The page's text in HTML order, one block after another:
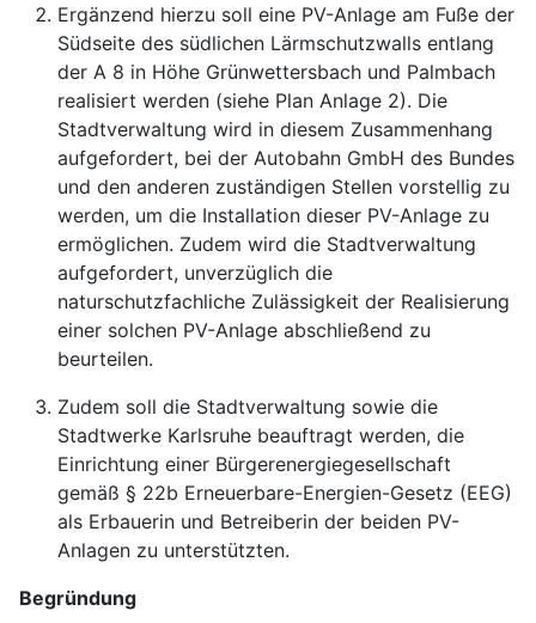
Ergänzend hierzu soll eine PV-Anlage am Fuße der
Südseite des südlichen Lärmschutzwalls entlang
der A 8 in Höhe Grünwettersbach und Palmbach
realisiert werden (siehe Plan Anlage 2). Die
Stadtverwaltung wird in diesem Zusammenhang
aufgefordert, bei der Autobahn GmbH des Bundes
und den anderen zuständigen Stellen vorstellig zu
werden, um die Installation dieser PV-Anlage zu
ermöglichen. Zudem wird die Stadtverwaltung
aufgefordert, unverzüglich die
naturschutzfachliche Zulässigkeit der Realisierung
einer solchen PV-Anlage abschließend zu
beurteilen.
Zudem soll die Stadtverwaltung sowie die
Stadtwerke Karlsruhe beauftragt werden, die
Einrichtung einer Bürgerenergiegesellschaft
gemäß § 22b Erneuerbare-Energien-Gesetz (EEG)
als Erbauerin und Betreiberin der beiden PV-
Anlagen zu unterstützten.
Begründung